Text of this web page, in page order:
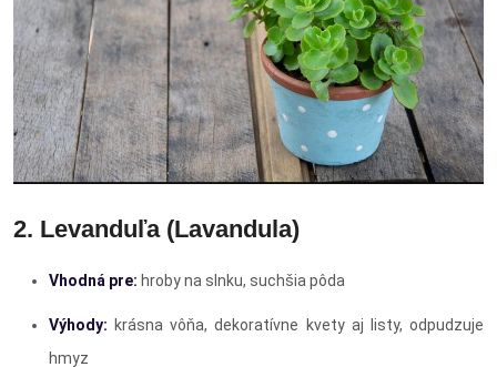
2. Levanduľa (Lavandula)
Vhodná pre: hroby na slnku, suchšia pôda
Výhody: krásna vôňa, dekoratívne kvety aj listy, odpudzuje
hmyz